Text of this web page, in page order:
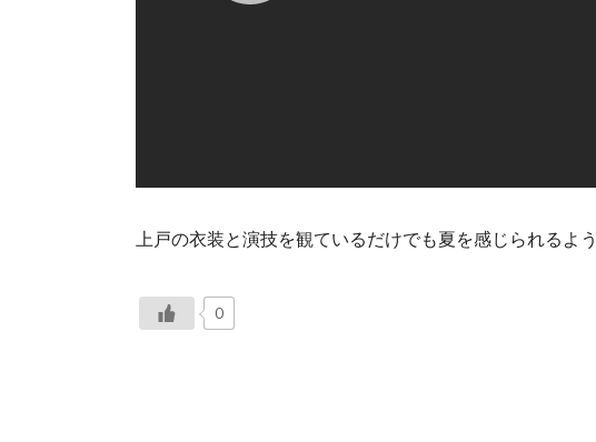
上戸の衣装と演技を観ているだけでも夏を感じられるよ
0